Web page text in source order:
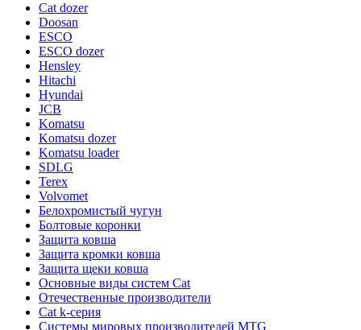
Cat dozer
Doosan
ESCO
ESCO dozer
Hensley
Hitachi
Hyundai
JCB
Komatsu
Komatsu dozer
Komatsu loader
SDLG
Terex
Volvomet
Белохромистый чугун
Болтовые коронки
Защита ковша
Защита кромки ковша
Защита щеки ковша
Основные виды систем Cat
Отечественные производители
Сat k-серия
Системы мировых производителей MTG